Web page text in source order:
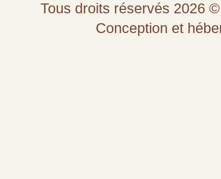
Tous droits réservés 2026
Conception et